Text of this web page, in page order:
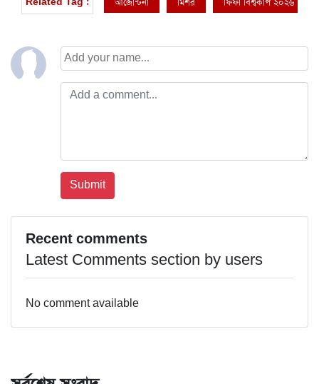
Recent comments
Latest Comments section by users
No comment available